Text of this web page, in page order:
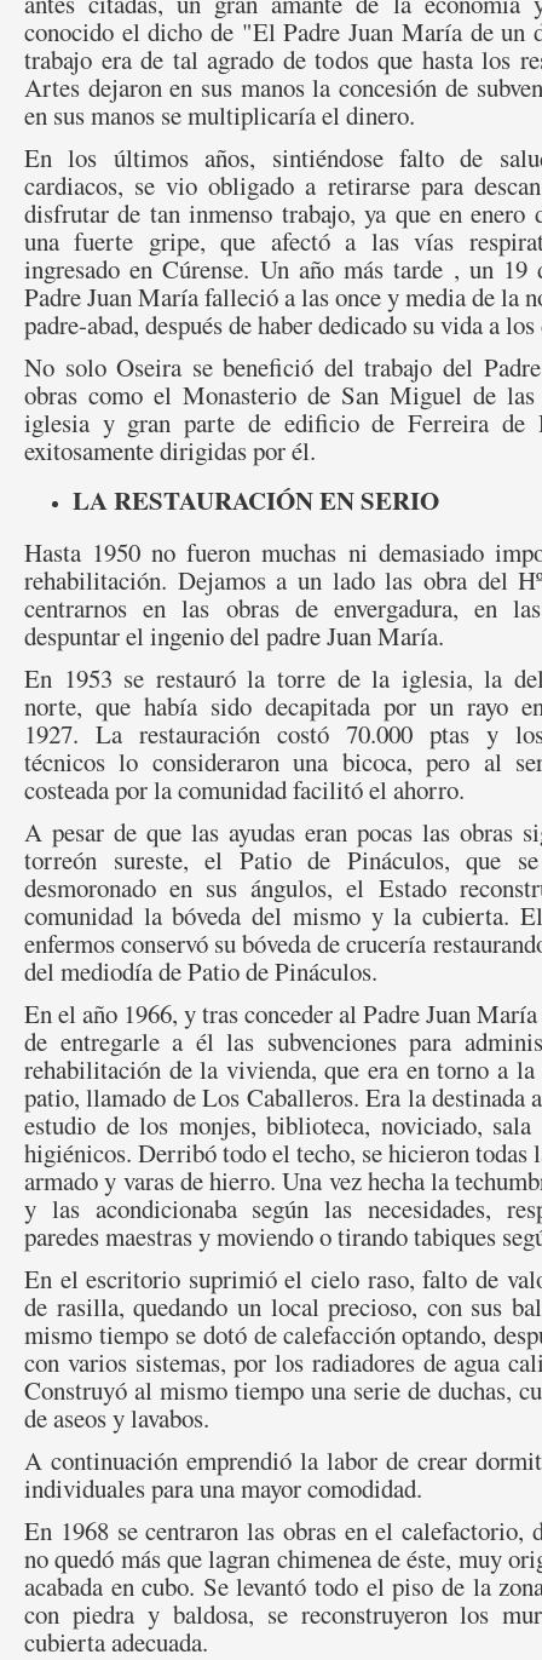
conocido el dicho de "El Padre Juan María de un
trabajo era de tal agrado de todos que hasta los
Artes dejaron en sus manos la concesión de
en sus manos se multiplicaría el dinero.
En los últimos años, sintiéndose falto de
cardiacos, se vio obligado a retirarse para
disfrutar de tan inmenso trabajo, ya que en enero
una fuerte gripe, que afectó a las vías
ingresado en Cúrense. Un año más tarde , un 19
Padre Juan María falleció a las once y media de la
padre-abad, después de haber dedicado su vida a los
No solo Oseira se benefició del trabajo del
obras como el Monasterio de San Miguel de
iglesia y gran parte de edificio de Ferreira de
exitosamente dirigidas por él.
LA RESTAURACIÓN EN SERIO
Hasta 1950 no fueron muchas ni demasiado
rehabilitación. Dejamos a un lado las obra del
centrarnos en las obras de envergadura, en
despuntar el ingenio del padre Juan María.
En 1953 se restauró la torre de la iglesia, la
norte, que había sido decapitada por un rayo
1927. La restauración costó 70.000 ptas y
técnicos lo consideraron una bicoca, pero al
costeada por la comunidad facilitó el ahorro.
A pesar de que las ayudas eran pocas las obras
torreón sureste, el Patio de Pináculos, que
desmoronado en sus ángulos, el Estado
comunidad la bóveda del mismo y la cubierta.
enfermos conservó su bóveda de crucería
del mediodía de Patio de Pináculos.
En el año 1966, y tras conceder al Padre Juan
de entregarle a él las subvenciones para
rehabilitación de la vivienda, que era en torno a
patio, llamado de Los Caballeros. Era la destinada
estudio de los monjes, biblioteca, noviciado,
higiénicos. Derribó todo el techo, se hicieron todas
armado y varas de hierro. Una vez hecha la
y las acondicionaba según las necesidades,
paredes maestras y moviendo o tirando tabiques
En el escritorio suprimió el cielo raso, falto de
de rasilla, quedando un local precioso, con sus
mismo tiempo se dotó de calefacción optando,
con varios sistemas, por los radiadores de agua
Construyó al mismo tiempo una serie de duchas,
de aseos y lavabos.
A continuación emprendió la labor de crear
individuales para una mayor comodidad.
En 1968 se centraron las obras en el calefactorio,
no quedó más que lagran chimenea de éste, muy
acabada en cubo. Se levantó todo el piso de la
con piedra y baldosa, se reconstruyeron los
cubierta adecuada.